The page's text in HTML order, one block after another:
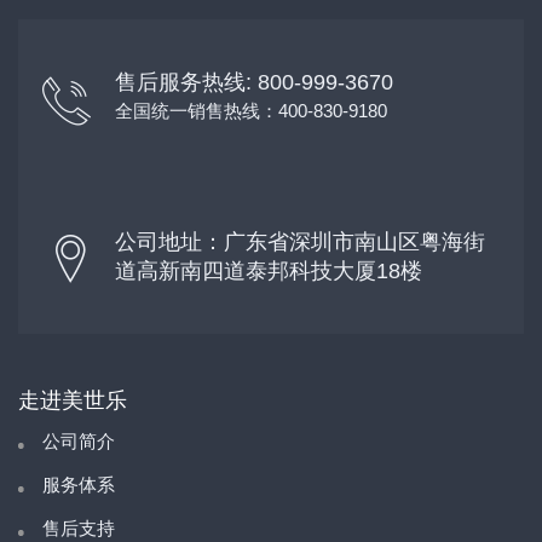
售后服务热线: 800-999-3670
全国统一销售热线：400-830-9180
公司地址：广东省深圳市南山区粤海街
道高新南四道泰邦科技大厦18楼
走进美世乐
公司简介
服务体系
售后支持